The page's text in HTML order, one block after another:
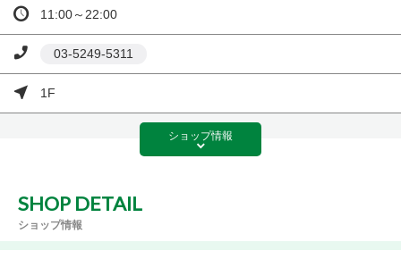
11:00～22:00
03-5249-5311
1F
ショップ情報
SHOP DETAIL
ショップ情報